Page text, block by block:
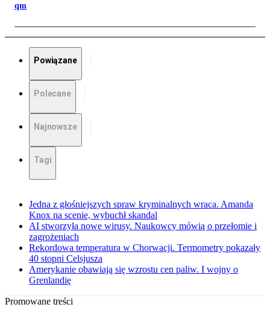
qm
Powiązane
Polecane
Najnowsze
Tagi
Jedna z głośniejszych spraw kryminalnych wraca. Amanda
Knox na scenie, wybuchł skandal
AI stworzyła nowe wirusy. Naukowcy mówią o przełomie i
zagrożeniach
Rekordowa temperatura w Chorwacji. Termometry pokazały
40 stopni Celsjusza
Amerykanie obawiają się wzrostu cen paliw. I wojny o
Grenlandię
Promowane treści